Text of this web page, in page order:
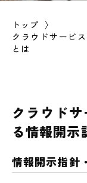
トップ
クラウドサービ
とは
クラウド
る情報開示
情報開示指針
申請ガイド
認定フロー
ASP・SaaS
医療情報ASP
特定個人情報
IaaS・PaaS
IaaS・PaaS